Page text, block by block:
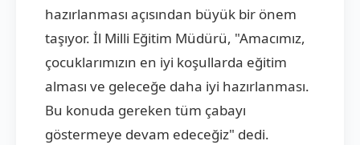
hazırlanması açısından büyük bir önem
taşıyor. İl Milli Eğitim Müdürü, "Amacımız,
çocuklarımızın en iyi koşullarda eğitim
alması ve geleceğe daha iyi hazırlanması.
Bu konuda gereken tüm çabayı
göstermeye devam edeceğiz" dedi.